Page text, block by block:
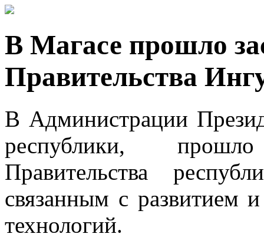
В Магасе прошло
Правительства
В Администрации
республики,
Правительства
связанным с развитием
технологий.